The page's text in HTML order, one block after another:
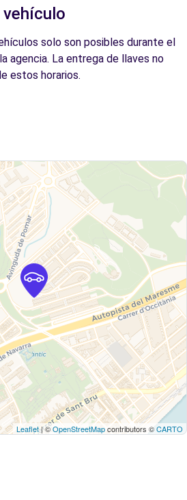
vehículo
solo son posibles durante el
agencia. La entrega de llaves no
estos horarios.
Leaflet| ©OpenStreetMapcontributors ©CARTO